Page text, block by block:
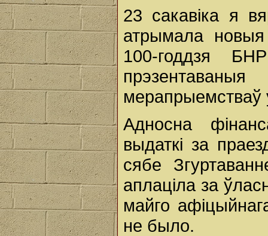
23 сакавіка я
атрымала
100-годдзя
мерапрыемстваў
Адносна
выдаткі за
сябе
аплаціла за
майго
не было.